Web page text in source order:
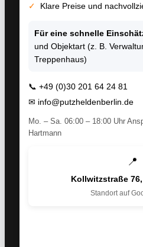
✓
Klare Preise und
Für eine schnelle
und Objektart (z. B.
Treppenhaus)
📞 +49 (0)30 201 64 24 81
✉ info@putzheldenberlin.de
Mo. – Sa. 06:00 – 18:00 Uhr
Hartmann
📍
Kollwitzstraße
Standort auf